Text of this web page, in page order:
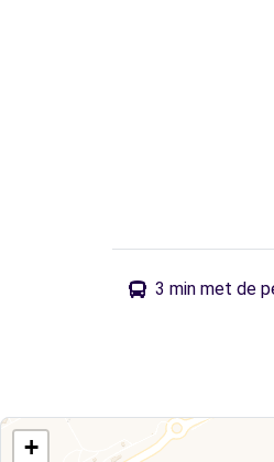
3 min met de
+